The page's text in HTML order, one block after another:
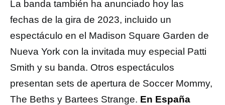
La banda también ha anunciado hoy las
fechas de la gira de 2023, incluido un
espectáculo en el Madison Square Garden de
Nueva York con la invitada muy especial Patti
Smith y su banda. Otros espectáculos
presentan sets de apertura de Soccer Mommy,
The Beths y Bartees Strange. En España